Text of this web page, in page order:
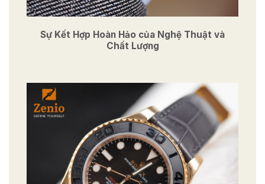
Sự Kết Hợp Hoàn Hảo của Nghệ Thuật và
Chất Lượng